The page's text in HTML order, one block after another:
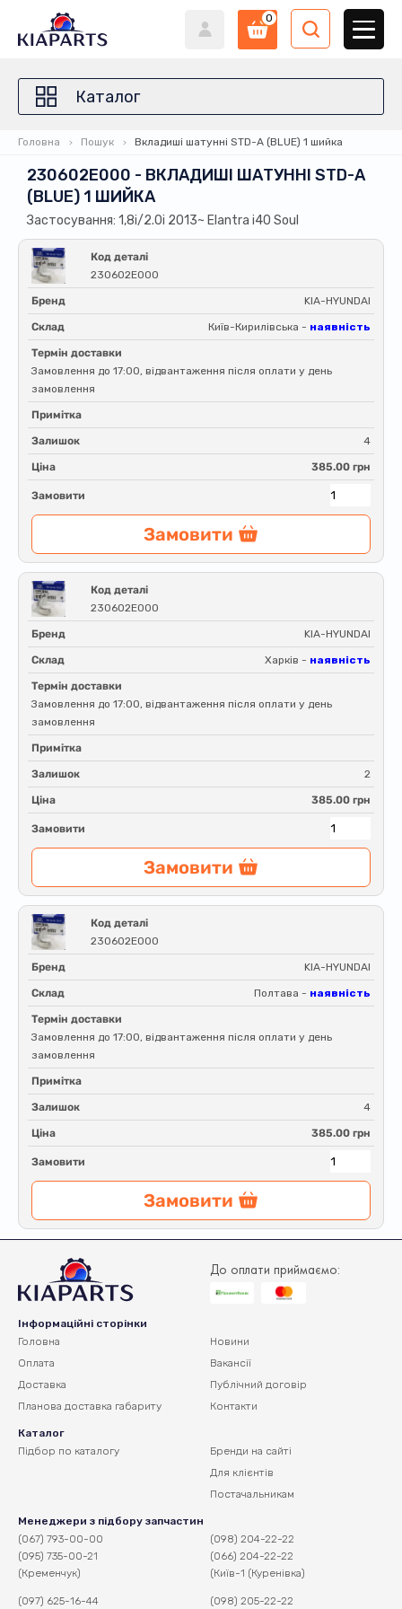
0
Каталог
Головна Пошук Вкладиші шатунні STD-A (BLUE) 1 шийка
230602E000 - ВКЛАДИШІ ШАТУННІ STD-A
(BLUE) 1 ШИЙКА
Застосування: 1,8i/2.0i 2013~ Elantra i40 Soul
Код деталі
230602E000
Бренд KIA-HYUNDAI
Склад Київ-Кирилівська - наявність
Термін доставки
Замовлення до 17:00, відвантаження після оплати у день
замовлення
Примітка
Залишок 4
Ціна 385.00 грн
Замовити
Замовити
Код деталі
230602E000
Бренд KIA-HYUNDAI
Склад Харків - наявність
Термін доставки
Замовлення до 17:00, відвантаження після оплати у день
замовлення
Примітка
Залишок 2
Ціна 385.00 грн
Замовити
Замовити
Код деталі
230602E000
Бренд KIA-HYUNDAI
Склад Полтава - наявність
Термін доставки
Замовлення до 17:00, відвантаження після оплати у день
замовлення
Примітка
Залишок 4
Ціна 385.00 грн
Замовити
Замовити
До оплати приймаємо:
Інформаційні сторінки
Головна
Оплата
Доставка
Планова доставка габариту
Новини
Вакансії
Публічний договір
Контакти
Каталог
Підбор по каталогу
Бренди на сайті
Для клієнтів
Постачальникам
Менеджери з підбору запчастин
(067) 793-00-00
(095) 735-00-21
(Кременчук)
(097) 625-16-44
(098) 204-22-22
(066) 204-22-22
(Київ-1 (Куренівка)
(098) 205-22-22